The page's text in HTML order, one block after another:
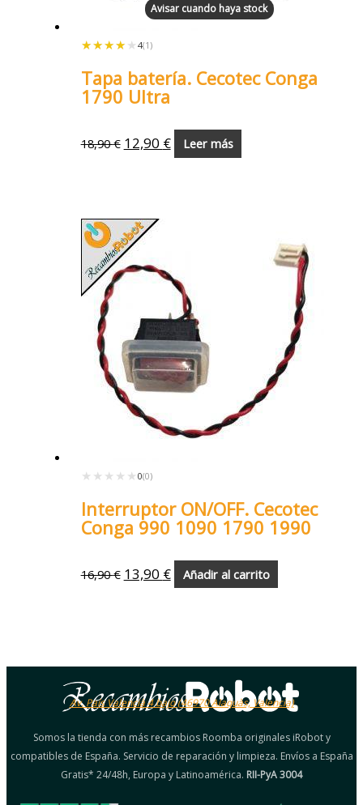
Avisar cuando haya stock
★★★★★
★★★★★ 4(1)
Tapa batería. Cecotec Conga
1790 Ultra
18,90€ 12,90 € Leer más
★★★★★
★★★★★ 0(0)
Interruptor ON/OFF. Cecotec
Conga 990 1090 1790 1990
16,90€ 13,90 € Añadir al carrito
Av. País Valencià 4 bajo (46970 Alaquàs, Valencia)
Somos la tienda con más recambios Roomba originales iRobot y
compatibles de España. Servicio de reparación y limpieza. Envíos a España
Gratis* 24/48h, Europa y Latinoamérica. RII-PyA 3004